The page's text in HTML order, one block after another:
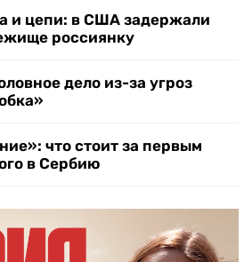
и цепи: в США задержали
россиянку
дело из-за угроз
что стоит за первым
в Сербию